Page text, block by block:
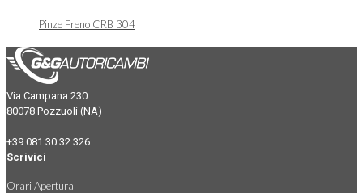
Pinze Freno CRB 304
Via Campana 230
80078 Pozzuoli (NA)
+39 081 30 32 326
Scrivici
Orari Apertura